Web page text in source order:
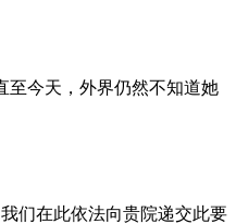
至今天，外界仍然不知道她
们在此依法向贵院递交此要